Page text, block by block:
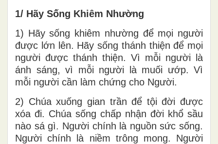
1/ Hãy Sống Khiêm Nhường
1) Hãy sống khiêm nhường để mọi người
được lớn lên. Hãy sống thánh thiện để mọi
người được thánh thiện. Vì mỗi người là
ánh sáng, vì mỗi người là muối ướp. Vì
mỗi người cần làm chứng cho Người.
2) Chúa xuống gian trần để tội đời được
xóa đi. Chúa sống chấp nhận đời khổ sầu
nào sá gì. Người chính là nguồn sức sống.
Người chính là niềm trông mong. Người